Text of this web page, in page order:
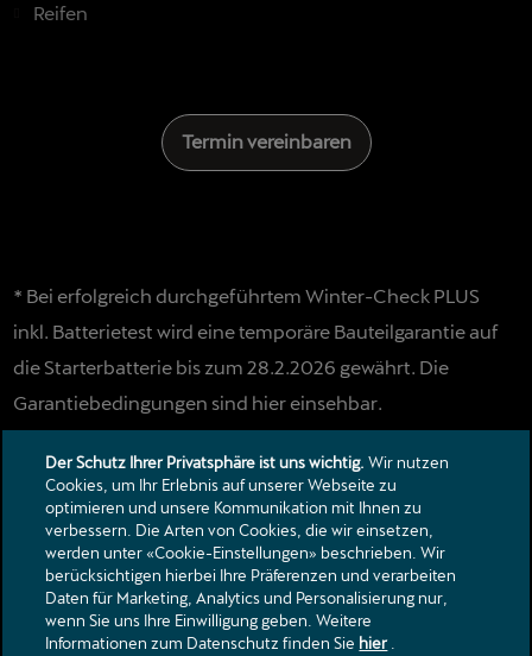
Reifen
Termin vereinbaren
* Bei erfolgreich durchgeführtem Winter-Check PLUS
inkl. Batterietest wird eine temporäre Bauteilgarantie auf
die Starterbatterie bis zum 28.2.2026 gewährt. Die
Garantiebedingungen sind hier einsehbar.
Kontakt
Kataloge & Preislisten
Rechtliche Hinweise
Datenschutzerklärung
Der Schutz Ihrer Privatsphäre ist uns wichtig. Wir nutzen
Cookies, um Ihr Erlebnis auf unserer Webseite zu
optimieren und unsere Kommunikation mit Ihnen zu
verbessern. Die Arten von Cookies, die wir einsetzen,
werden unter «Cookie-Einstellungen» beschrieben. Wir
berücksichtigen hierbei Ihre Präferenzen und verarbeiten
Daten für Marketing, Analytics und Personalisierung nur,
wenn Sie uns Ihre Einwilligung geben. Weitere
Informationen zum Datenschutz finden Sie hier.